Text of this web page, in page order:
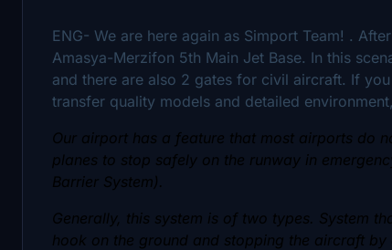
ENG- We are here again as Simport Team! .
Amasya-Merzifon 5th Main Jet Base. In this
and there are also 2 gates for civil aircraft. If
transfer quality models and detailed
Our airport has a feature that most airports do
planes to stop safely on the runway in
Barrier System).
Generally, this system is of two types. System
hook on the ground and stopping the aircraft